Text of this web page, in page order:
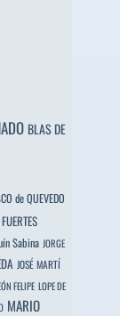
BLAS DE
de QUEVEDO
Sabina JORGE
JOSÉ MARTÍ
FELIPE LOPE DE
MARIO